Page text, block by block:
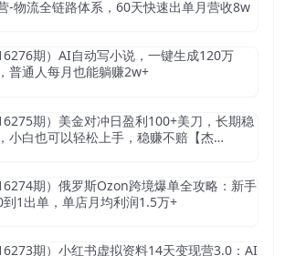
-物流全链路体系，60天快速出单月营收8w
16276期）AI自动写小说，一键生成120万
普通人每月也能躺赚2w+
16275期）美金对冲日盈利100+美刀，长期稳
小白也可以轻松上手，稳赚不赔【杰…
16274期）俄罗斯Ozon跨境爆单全攻略：新手
到1出单，单店月均利润1.5万+
16273期）小红书虚拟资料14天变现营3.0：AI